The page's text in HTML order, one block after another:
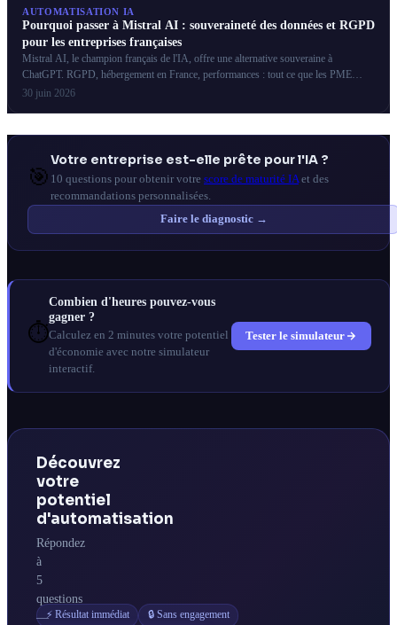
AUTOMATISATION IA
Pourquoi passer à Mistral AI : souveraineté des données et RGPD
pour les entreprises françaises
Mistral AI, le champion français de l'IA, offre une alternative souveraine à
ChatGPT. RGPD, hébergement en France, performances : tout ce que les PME
françaises doivent savoir.
30 juin 2026
🎯
Votre entreprise est-elle prête pour l'IA ?
10 questions pour obtenir votre score de maturité IA et des
recommandations personnalisées.
Faire le diagnostic →
⏱️
Combien d'heures pouvez-vous
gagner ?
Calculez en 2 minutes votre potentiel
d'économie avec notre simulateur
interactif.
Tester le simulateur
Découvrez
votre
potentiel
d'automatisation
Répondez
à
5
questions
—⚡ Résultat immédiat 🔒 Sans engagement